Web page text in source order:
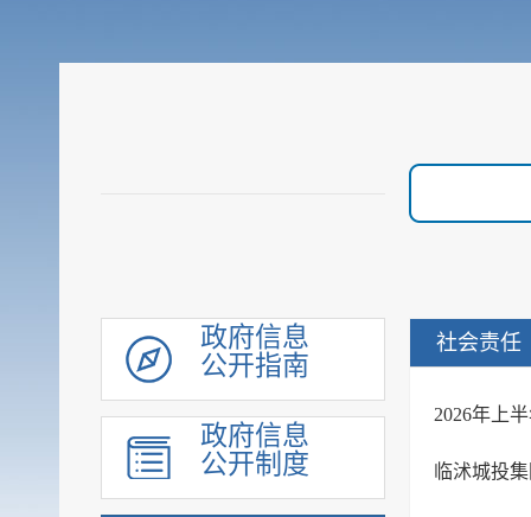
政府信息
公开指南
政府信息
公开制度
公共服务
审计公开
行政执法公示
信用信息
价格与减税降费
社会责任
2026年上
临沭城投